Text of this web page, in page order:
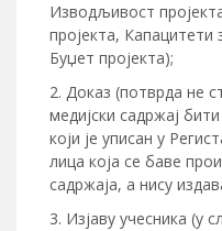
Изводљивост
пројекта, Капацитети
Буџет пројекта);
Доказ (потврда не
медијски садржаj
који је уписан у
лица која се баве
садржаја, а нису
Изјаву учесника (у